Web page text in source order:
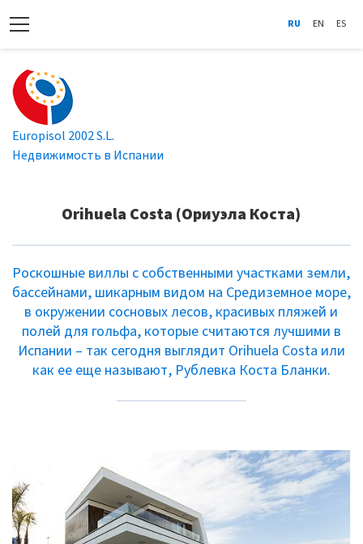
RU EN ES
Europisol 2002 S.L.
Недвижимость в Испании
Orihuela Costa (Ориуэла Коста)
Роскошные виллы с собственными участками земли,
бассейнами, шикарным видом на Средиземное море,
в окружении сосновых лесов, красивых пляжей и
полей для гольфа, которые считаются лучшими в
Испании – так сегодня выглядит Orihuela Costa или
как ее еще называют, Рублевка Коста Бланки.